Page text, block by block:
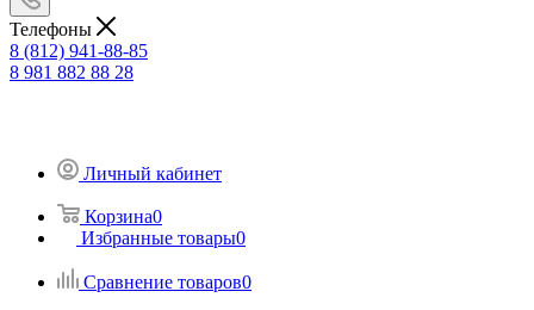
Телефоны
8 (812) 941-88-85
8 981 882 88 28
Личный кабинет
Корзина0
Избранные товары0
Сравнение товаров0